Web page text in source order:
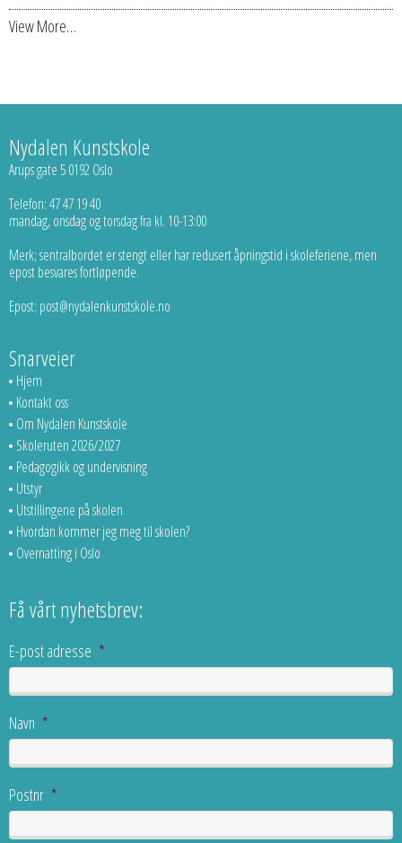
View More…
Nydalen Kunstskole
Arups gate 5 0192 Oslo
Telefon: 47 47 19 40
mandag, onsdag og torsdag fra kl. 10-13:00
Merk; sentralbordet er stengt eller har redusert åpningstid i skoleferiene, men
epost besvares fortløpende.
Epost: post@nydalenkunstskole.no
Snarveier
Hjem
Kontakt oss
Om Nydalen Kunstskole
Skoleruten 2026/2027
Pedagogikk og undervisning
Utstyr
Utstillingene på skolen
Hvordan kommer jeg meg til skolen?
Overnatting i Oslo
Få vårt nyhetsbrev:
E-post adresse *
Navn *
Postnr *